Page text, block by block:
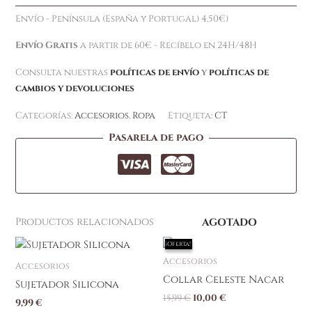
Envío - Península (España y Portugal) 4,50€)
Envío Gratis a partir de 60€ - Recíbelo en 24H/48H
Consulta nuestras políticas de envíoy políticas de
cambios y devoluciones
Categorías:Accesorios, Ropa Etiqueta:CT
Pasarela de pago
Productos relacionados
Accesorios
Sujetador Silicona
9,99€
Este
producto
tiene
múltiples
¡Oferta!
AGOTADO
¡Oferta!
Accesorios
Collar Celeste Nacar
15,99€
El
precio
original
era:
10,00€
es: